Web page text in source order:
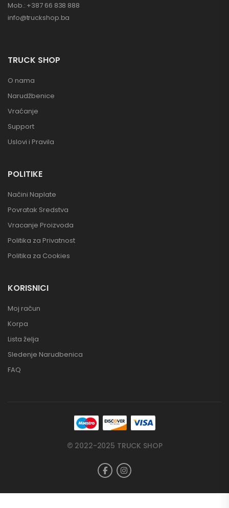
Mob.: +387 66 838 888
info@truckshop.ba
TRUCK SHOP
O nama
Narudžbenice
Vraćanje
Support
Uslovi i Pravila
POLITIKE
Načini Naplate
Povratak Sredstva
Vracanje Proizvoda
Politika za Privatnost
Politika za Cookies
KORISNICI
Moj račun
Korpa
Lista želja
Sledenje Narudbenica
FAQ
© 2022-2025 TRUCK SHOP